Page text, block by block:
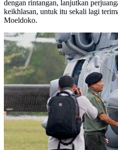
dengan rintangan, lanjutkan
keikhlasan, untuk itu sekali lagi
Moeldoko.